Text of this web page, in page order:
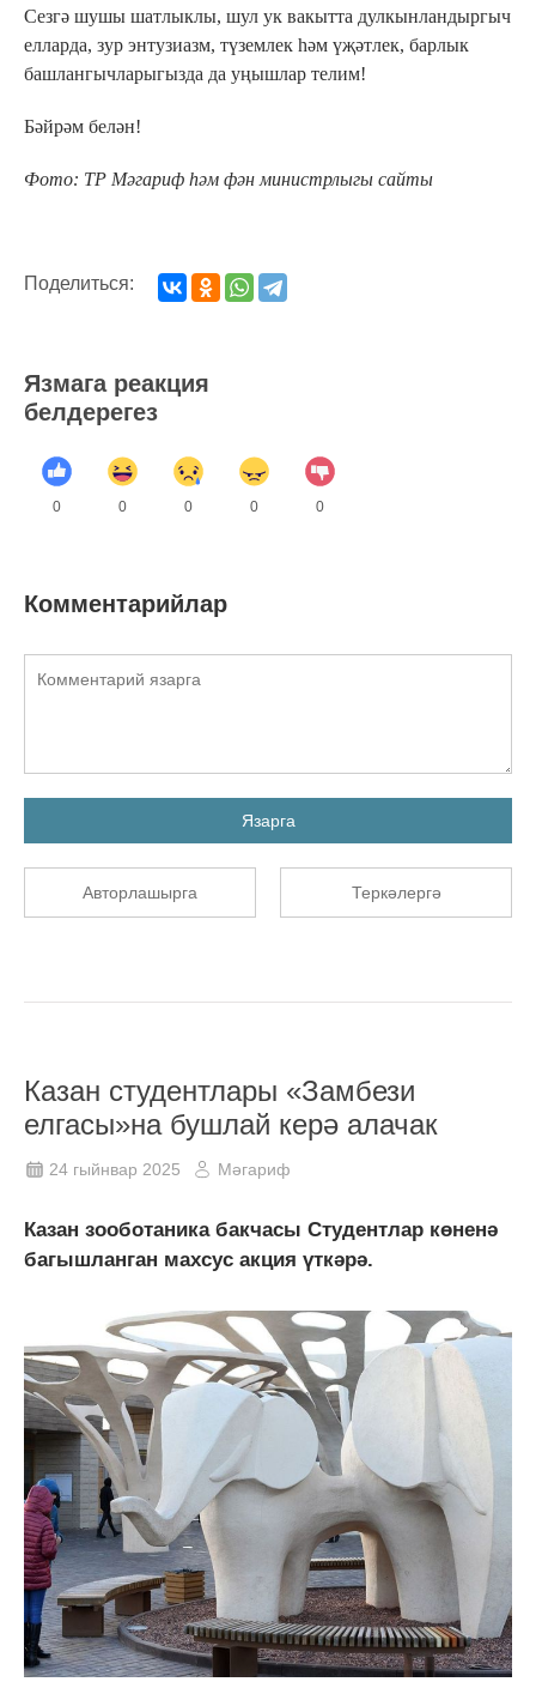
Сезгә шушы шатлыклы, шул ук вакытта дулкынландыргыч
елларда, зур энтузиазм, түземлек һәм үҗәтлек, барлык
башлангычларыгызда да уңышлар телим!
Бәйрәм белән!
Фото: ТР Мәгариф һәм фән министрлыгы сайты
Поделиться:
Язмага реакция
белдерегез
0 0 0 0 0
Комментарийлар
Язарга
Авторлашырга Теркәлергә
Казан студентлары «Замбези
елгасы»на бушлай керә алачак
24 гыйнвар 2025 Мәгариф
Казан зооботаника бакчасы Студентлар көненә
багышланган махсус акция үткәрә.